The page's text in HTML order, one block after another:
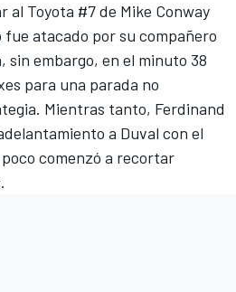
al Toyota #7 de Mike Conway
fue atacado por su compañero
sin embargo, en el minuto 38
para una parada no
Mientras tanto, Ferdinand
a Duval con el
comenzó a recortar